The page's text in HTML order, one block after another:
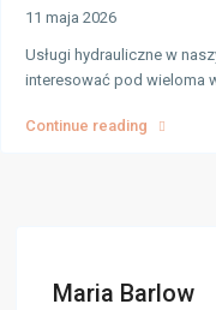
11 maja 2026
Usługi hydrauliczne w
interesować pod wieloma
Continue reading
Maria Barlow